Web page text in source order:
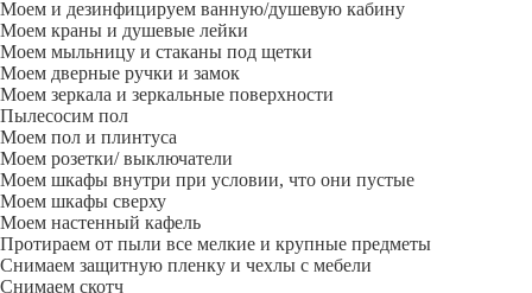
Моем и дезинфицируем ванную/душевую кабину
Моем краны и душевые лейки
Моем мыльницу и стаканы под щетки
Моем дверные ручки и замок
Моем зеркала и зеркальные поверхности
Пылесосим пол
Моем пол и плинтуса
Моем розетки/ выключатели
Моем шкафы внутри при условии, что они пустые
Моем шкафы сверху
Моем настенный кафель
Протираем от пыли все мелкие и крупные предметы
Снимаем защитную пленку и чехлы с мебели
Снимаем скотч